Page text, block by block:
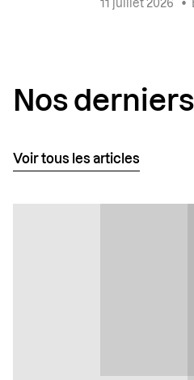
11 juillet 2026 •
Nos derniers
Voir tous les articles